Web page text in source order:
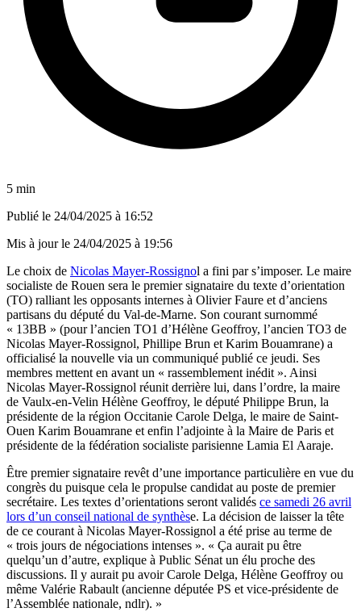
5 min
Publié le 24/04/2025 à 16:52
Mis à jour le 24/04/2025 à 19:56
Le choix de Nicolas Mayer-Rossignol a fini par s’imposer. Le maire
socialiste de Rouen sera le premier signataire du texte d’orientation
(TO) ralliant les opposants internes à Olivier Faure et d’anciens
partisans du député du Val-de-Marne. Son courant surnommé
« 13BB » (pour l’ancien TO1 d’Hélène Geoffroy, l’ancien TO3 de
Nicolas Mayer-Rossignol, Phillipe Brun et Karim Bouamrane) a
officialisé la nouvelle via un communiqué publié ce jeudi. Ses
membres mettent en avant un « rassemblement inédit ». Ainsi
Nicolas Mayer-Rossignol réunit derrière lui, dans l’ordre, la maire
de Vaulx-en-Velin Hélène Geoffroy, le député Philippe Brun, la
présidente de la région Occitanie Carole Delga, le maire de Saint-
Ouen Karim Bouamrane et enfin l’adjointe à la Maire de Paris et
présidente de la fédération socialiste parisienne Lamia El Aaraje.
Être premier signataire revêt d’une importance particulière en vue du
congrès du puisque cela le propulse candidat au poste de premier
secrétaire. Les textes d’orientations seront validés ce samedi 26 avril
lors d’un conseil national de synthèse. La décision de laisser la tête
de ce courant à Nicolas Mayer-Rossignol a été prise au terme de
« trois jours de négociations intenses ». « Ça aurait pu être
quelqu’un d’autre, explique à Public Sénat un élu proche des
discussions. Il y aurait pu avoir Carole Delga, Hélène Geoffroy ou
même Valérie Rabault (ancienne députée PS et vice-présidente de
l’Assemblée nationale, ndlr). »